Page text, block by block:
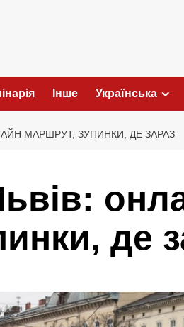
Інше Українська
МАРШРУТ, ЗУПИНКИ, ДЕ ЗАРАЗ
де